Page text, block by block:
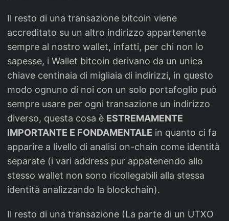
Il resto di una transazione bitcoin viene
accreditato su un altro indirizzo appartenente
sempre al nostro wallet, infatti, per chi non lo
sapesse, i Wallet bitcoin derivano da un unica
chiave centinaia di migliaia di indirizzi, in questo
modo ognuno di noi con un solo portafoglio può
sempre usare per ogni transazione un indirizzo
diverso, questa cosa è ESTREMAMENTE
IMPORTANTE E FONDAMENTALE in quanto ci fa
apparire a livello di analisi on-chain come identità
separate (i vari address pur appatenendo allo
stesso wallet non sono ricollegabili alla stessa
identità analizzando la blockchain).
Il resto di una transazione (La parte di un UTXO